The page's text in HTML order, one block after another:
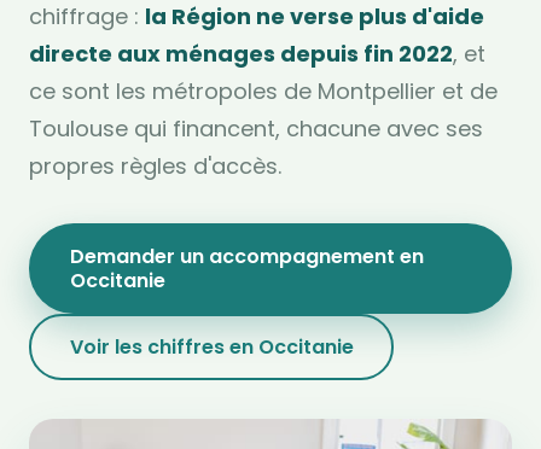
chiffrage : la Région ne verse plus d'aide
directe aux ménages depuis fin 2022, et
ce sont les métropoles de Montpellier et de
Toulouse qui financent, chacune avec ses
propres règles d'accès.
Demander un accompagnement en
Occitanie
Voir les chiffres en Occitanie